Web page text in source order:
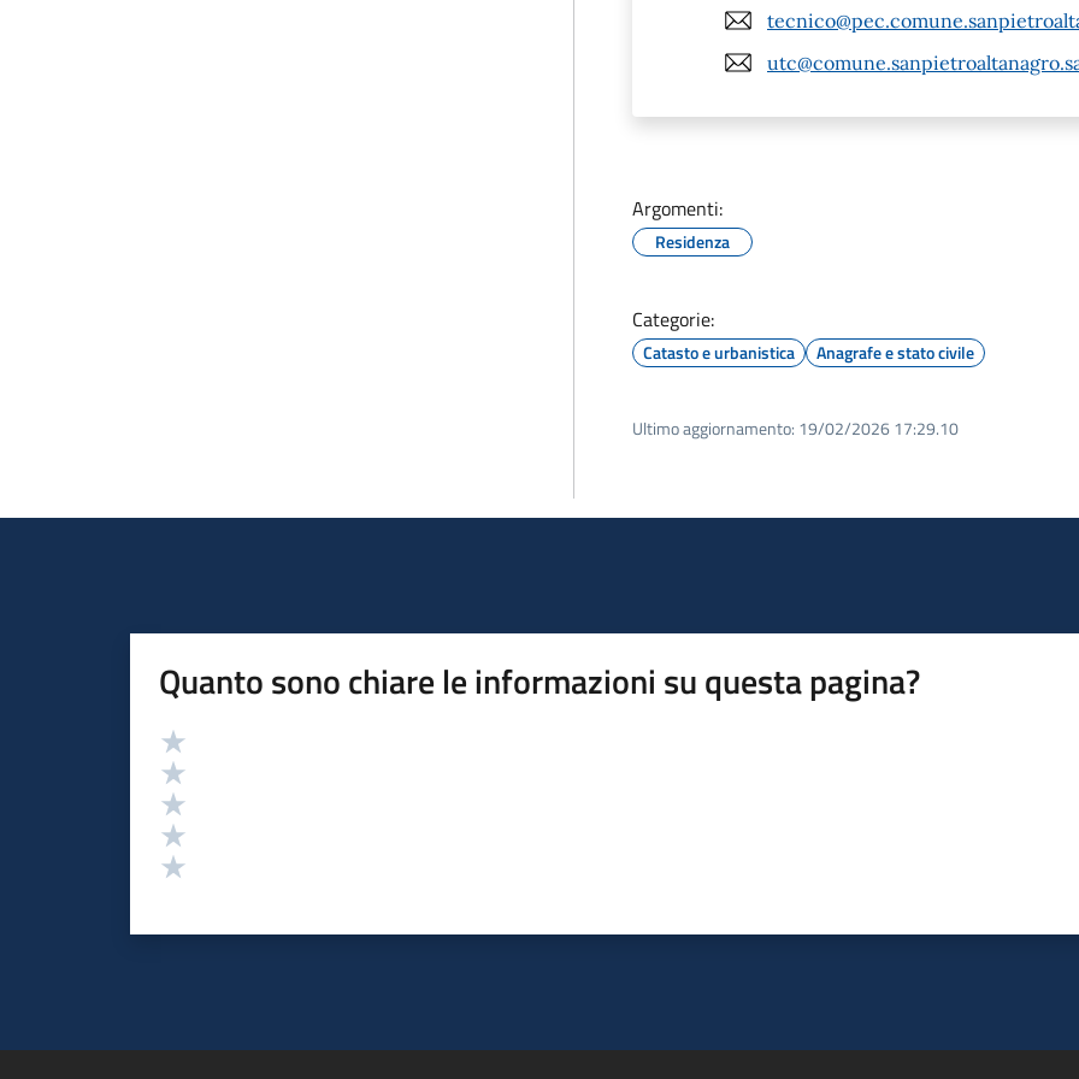
Argomenti:
Residenza
Categorie:
Catasto e urbanistica Anagrafe e stato civile
Ultimo aggiornamento: 19/02/2026 17:29.10
Quanto sono chiare le informazioni su questa pagina?
Valutazione